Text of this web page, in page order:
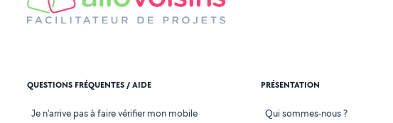
QUESTIONS FRÉQUENTES / AIDE
Je n'arrive pas à faire vérifier mon mobile
PRÉSENTATION
Qui sommes-nous ?